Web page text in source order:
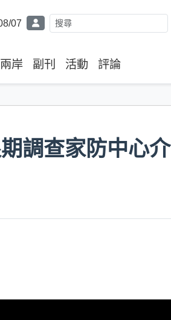
07
兩岸 副刊 活動 評論
調查家防中心介